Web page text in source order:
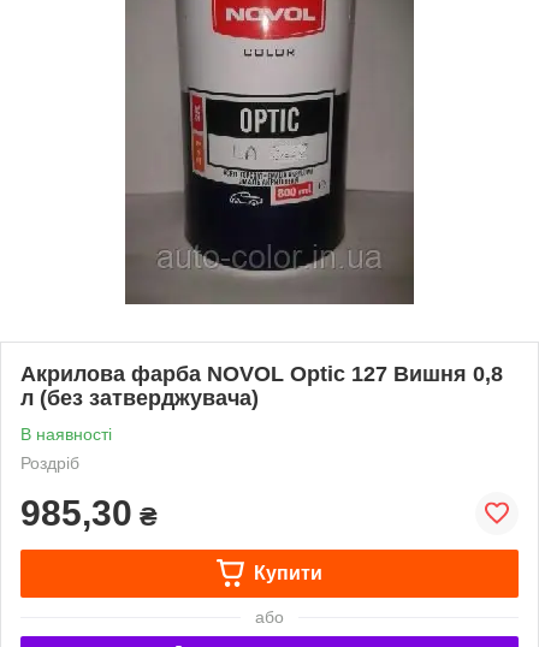
Акрилова фарба NOVOL Optic 127 Вишня 0,8
л (без затверджувача)
В наявності
Роздріб
985,30 ₴
Купити
або